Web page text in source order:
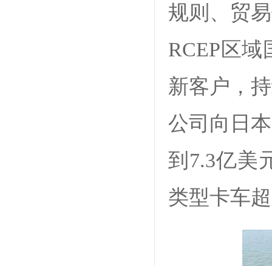
规则、贸
RCEP区
新客户，
公司向日
到7.3亿美
类型卡车